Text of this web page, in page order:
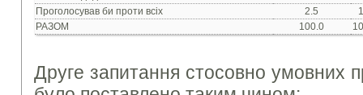
Проголосував би проти всіх
2.5
РАЗОМ
100.0
Друге запитання стосовно умовних